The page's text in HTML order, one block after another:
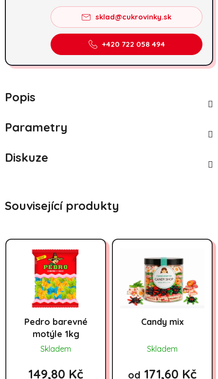
sklad@cukrovinky.sk
+420 722 058 494
Popis
Parametry
Diskuze
Související produkty
Pedro barevné
motýle 1kg
Skladem
149,80 Kč
Candy mix
Skladem
od 171,60 Kč